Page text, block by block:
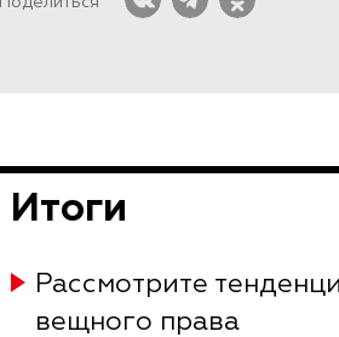
Итоги
Рассмотрите
вещного права